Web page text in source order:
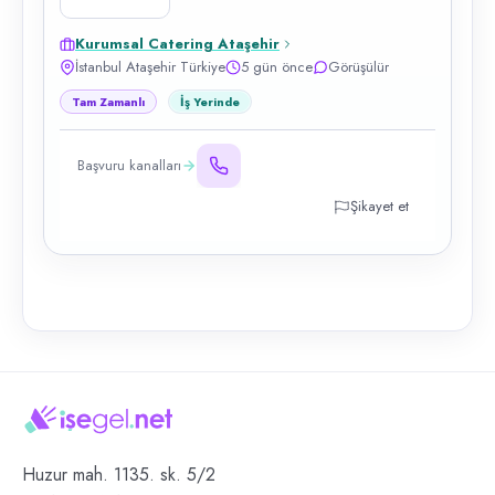
Kurumsal Catering Ataşehir
İstanbul Ataşehir Türkiye
5 gün önce Görüşülür
Tam Zamanlı İş Yerinde
Başvuru kanalları
Şikayet et
Huzur mah. 1135. sk. 5/2